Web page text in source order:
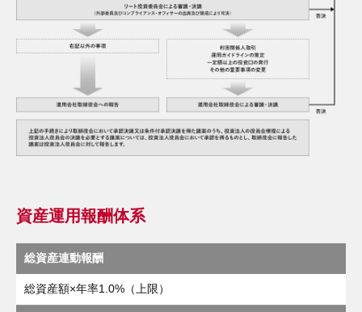
資産運用報酬体系
総資産連動報酬
総資産額×年率1.0%（上限）